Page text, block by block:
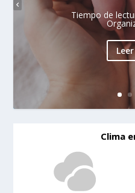
Tiempo de
Clima